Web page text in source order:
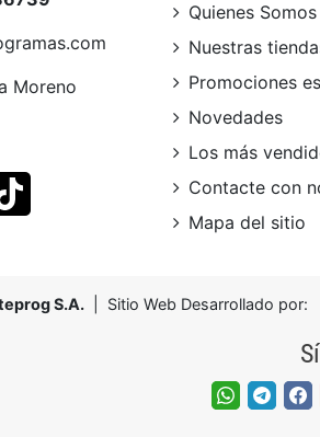
Moreno
Quienes Somos
Nuestras
Promociones
Novedades
Los más
Contacte con
Mapa del sitio
S.A. | Sitio Web Desarrollado por: